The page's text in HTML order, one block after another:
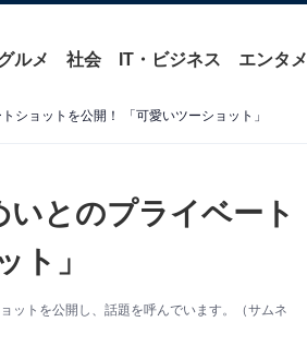
ルメ 社会 IT・ビジネス エンタメ
ショットを公開！ 「可愛いツーショット」
いとのプライベート
ト」
ットを公開し、話題を呼んでいます。（サムネ